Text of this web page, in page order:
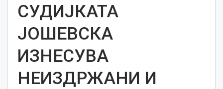
СУДИЈКАТА
ЈОШЕВСКА
ИЗНЕСУВА
НЕИЗДРЖАНИ И